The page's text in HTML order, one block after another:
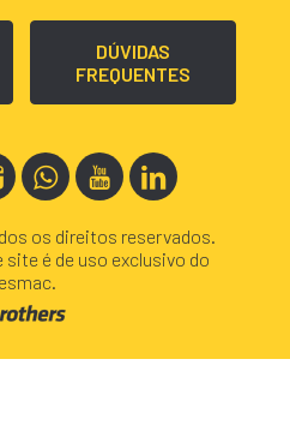
DÚVIDAS
FREQUENTES
os direitos reservados.
é de uso exclusivo do